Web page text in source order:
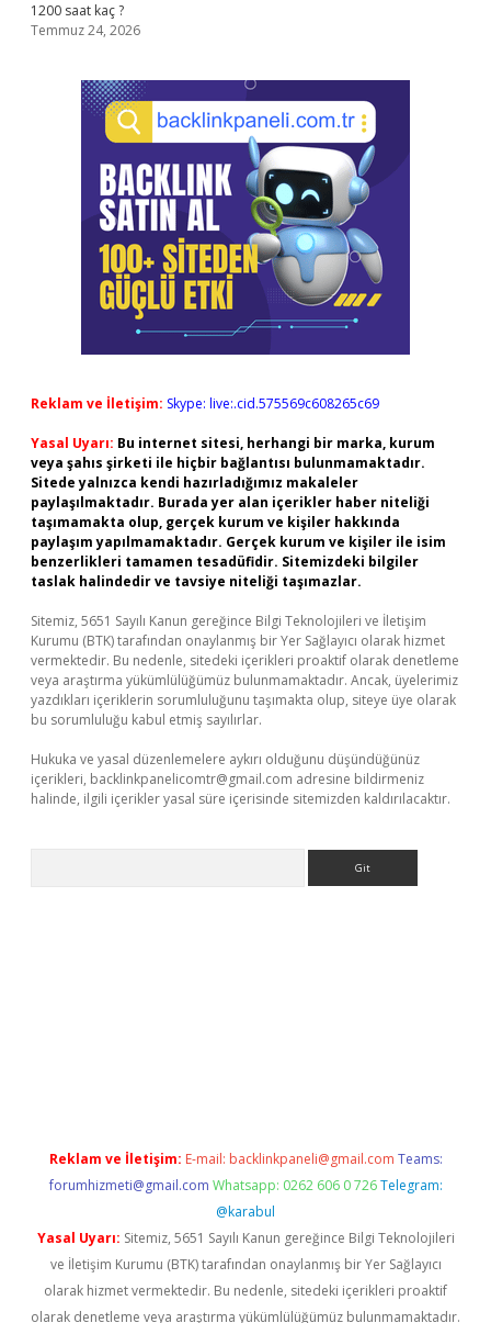
1200 saat kaç ?
Temmuz 24, 2026
Reklam ve İletişim: Skype: live:.cid.575569c608265c69
Yasal Uyarı: Bu internet sitesi, herhangi bir marka, kurum
veya şahıs şirketi ile hiçbir bağlantısı bulunmamaktadır.
Sitede yalnızca kendi hazırladığımız makaleler
paylaşılmaktadır. Burada yer alan içerikler haber niteliği
taşımamakta olup, gerçek kurum ve kişiler hakkında
paylaşım yapılmamaktadır. Gerçek kurum ve kişiler ile isim
benzerlikleri tamamen tesadüfidir. Sitemizdeki bilgiler
taslak halindedir ve tavsiye niteliği taşımazlar.
Sitemiz, 5651 Sayılı Kanun gereğince Bilgi Teknolojileri ve İletişim
Kurumu (BTK) tarafından onaylanmış bir Yer Sağlayıcı olarak hizmet
vermektedir. Bu nedenle, sitedeki içerikleri proaktif olarak denetleme
veya araştırma yükümlülüğümüz bulunmamaktadır. Ancak, üyelerimiz
yazdıkları içeriklerin sorumluluğunu taşımakta olup, siteye üye olarak
bu sorumluluğu kabul etmiş sayılırlar.
Hukuka ve yasal düzenlemelere aykırı olduğunu düşündüğünüz
içerikleri, backlinkpanelicomtr@gmail.com adresine bildirmeniz
halinde, ilgili içerikler yasal süre içerisinde sitemizden kaldırılacaktır.
Reklam ve İletişim: E-mail: backlinkpaneli@gmail.com Teams:
forumhizmeti@gmail.com Whatsapp: 0262 606 0 726 Telegram:
@karabul
Yasal Uyarı: Sitemiz, 5651 Sayılı Kanun gereğince Bilgi Teknolojileri
ve İletişim Kurumu (BTK) tarafından onaylanmış bir Yer Sağlayıcı
olarak hizmet vermektedir. Bu nedenle, sitedeki içerikleri proaktif
olarak denetleme veya araştırma yükümlülüğümüz bulunmamaktadır.